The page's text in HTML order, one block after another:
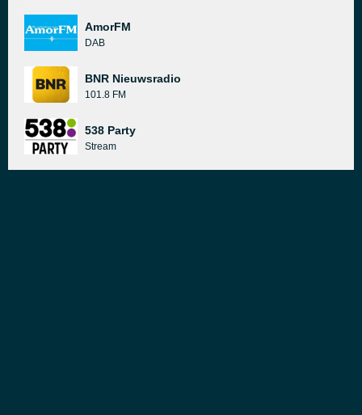
AmorFM
DAB
BNR Nieuwsradio
101.8 FM
538 Party
Stream